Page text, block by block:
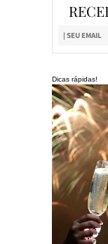
Dicas rápidas!